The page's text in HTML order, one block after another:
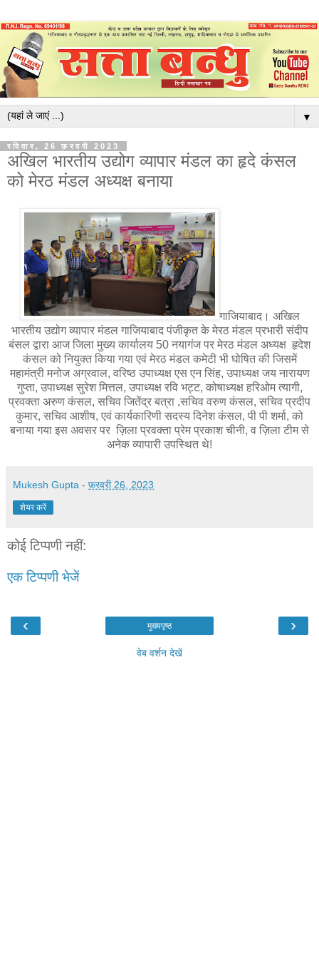
▼
रविवार, 26 फ़रवरी 2023
अखिल भारतीय उद्योग व्यापार मंडल का हृदे कंसल
को मेरठ मंडल अध्यक्ष बनाया
गाजियाबाद। अखिल
भारतीय उद्योग व्यापार मंडल गाजियाबाद पंजीकृत के मेरठ मंडल प्रभारी संदीप
बंसल द्वारा आज जिला मुख्य कार्यालय 50 नयागंज पर मेरठ मंडल अध्यक्ष हृदेश
कंसल को नियुक्त किया गया एवं मेरठ मंडल कमेटी भी घोषित की जिसमें
महामंत्री मनोज अग्रवाल, वरिष्ठ उपाध्यक्ष एस एन सिंह, उपाध्यक्ष जय नारायण
गुप्ता, उपाध्यक्ष सुरेश मित्तल, उपाध्यक्ष रवि भट्ट, कोषाध्यक्ष हरिओम त्यागी,
प्रवक्ता अरुण कंसल, सचिव जितेंद्र बत्रा ,सचिव वरुण कंसल, सचिव प्रदीप
कुमार, सचिव आशीष, एवं कार्यकारिणी सदस्य दिनेश कंसल, पी पी शर्मा, को
बनाया गया इस अवसर पर ज़िला प्रवक्ता प्रेम प्रकाश चीनी, व ज़िला टीम से
अनेक व्यापारी उपस्थित थे!
Mukesh Gupta - फ़रवरी 26, 2023
शेयर करें
कोई टिप्पणी नहीं:
एक टिप्पणी भेजें
‹ ›
मुख्यपृष्ठ
वेब वर्शन देखें